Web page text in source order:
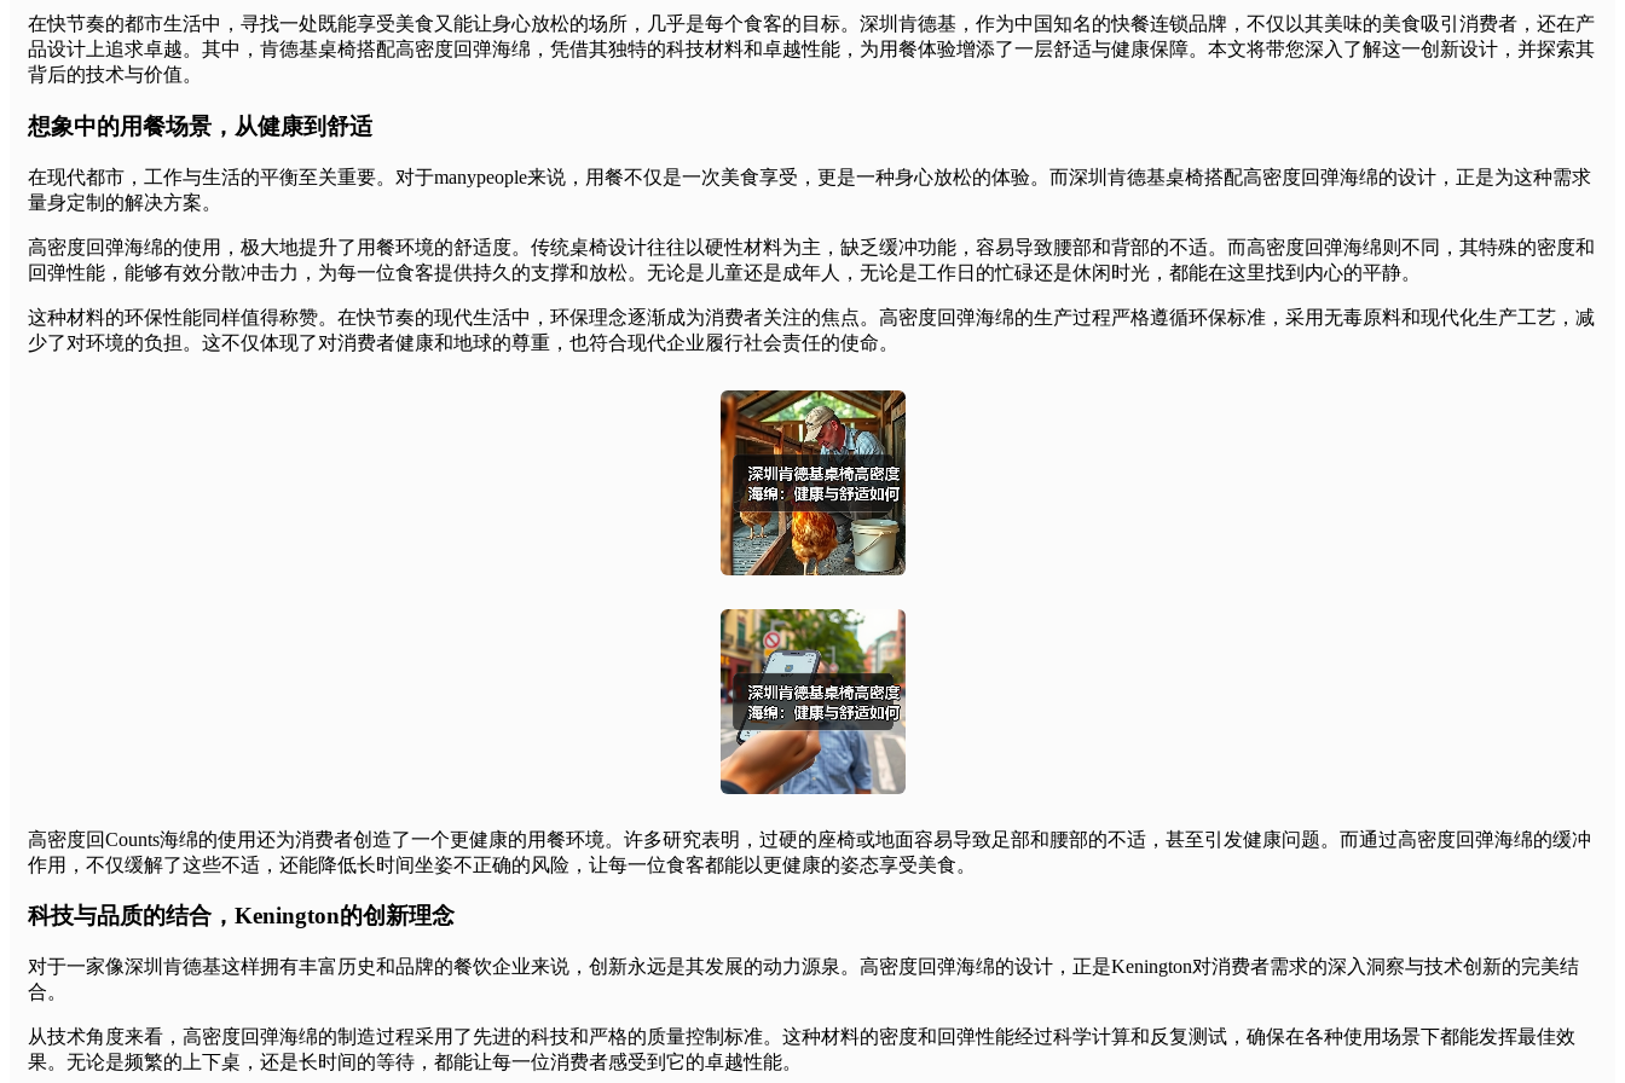
在快节奏的都市生活中，寻找一处既能享受美食又能让身心放松的场所，几乎是每个食客的目标。深圳肯德基，作为中国知名的快餐连锁品牌，不仅以其美味的美食吸引消费者，还在产
品设计上追求卓越。其中，肯德基桌椅搭配高密度回弹海绵，凭借其独特的科技材料和卓越性能，为用餐体验增添了一层舒适与健康保障。本文将带您深入了解这一创新设计，并探索其
背后的技术与价值。
想象中的用餐场景，从健康到舒适
在现代都市，工作与生活的平衡至关重要。对于manypeople来说，用餐不仅是一次美食享受，更是一种身心放松的体验。而深圳肯德基桌椅搭配高密度回弹海绵的设计，正是为这种需求
量身定制的解决方案。
高密度回弹海绵的使用，极大地提升了用餐环境的舒适度。传统桌椅设计往往以硬性材料为主，缺乏缓冲功能，容易导致腰部和背部的不适。而高密度回弹海绵则不同，其特殊的密度和
回弹性能，能够有效分散冲击力，为每一位食客提供持久的支撑和放松。无论是儿童还是成年人，无论是工作日的忙碌还是休闲时光，都能在这里找到内心的平静。
这种材料的环保性能同样值得称赞。在快节奏的现代生活中，环保理念逐渐成为消费者关注的焦点。高密度回弹海绵的生产过程严格遵循环保标准，采用无毒原料和现代化生产工艺，减
少了对环境的负担。这不仅体现了对消费者健康和地球的尊重，也符合现代企业履行社会责任的使命。
高密度回Counts海绵的使用还为消费者创造了一个更健康的用餐环境。许多研究表明，过硬的座椅或地面容易导致足部和腰部的不适，甚至引发健康问题。而通过高密度回弹海绵的缓冲
作用，不仅缓解了这些不适，还能降低长时间坐姿不正确的风险，让每一位食客都能以更健康的姿态享受美食。
科技与品质的结合，Kenington的创新理念
对于一家像深圳肯德基这样拥有丰富历史和品牌的餐饮企业来说，创新永远是其发展的动力源泉。高密度回弹海绵的设计，正是Kenington对消费者需求的深入洞察与技术创新的完美结
合。
从技术角度来看，高密度回弹海绵的制造过程采用了先进的科技和严格的质量控制标准。这种材料的密度和回弹性能经过科学计算和反复测试，确保在各种使用场景下都能发挥最佳效
果。无论是频繁的上下桌，还是长时间的等待，都能让每一位消费者感受到它的卓越性能。